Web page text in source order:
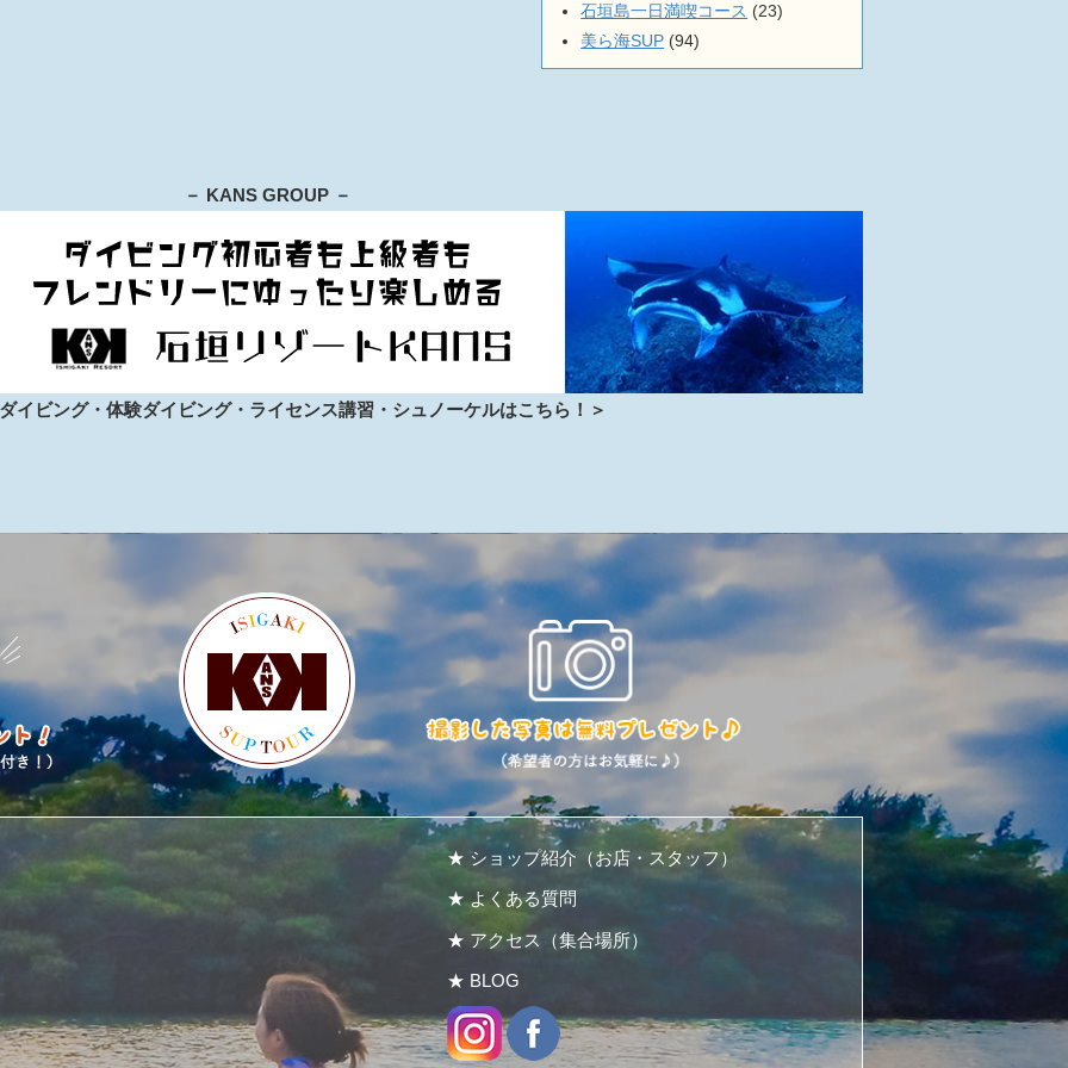
石垣島一日満喫コース (23)
美ら海SUP (94)
－ KANS GROUP －
イビング・体験ダイビング・ライセンス講習・シュノーケルはこちら！＞
★ ショップ紹介（お店・スタッフ）
★ よくある質問
★ アクセス（集合場所）
★ BLOG